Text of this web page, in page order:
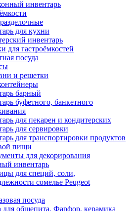
инвентарь
для кухни
инвентарь
для гастроёмкостей
посуда
и решетки
барный
буфетного, банкетного
для пекарен и кондитерских
для сервировки
для транспортировки продуктов
пищи
для декорирования
инвентарь
для специй, соли,
сомелье Peugeot
посуда
для общепита. Фарфор, керамика